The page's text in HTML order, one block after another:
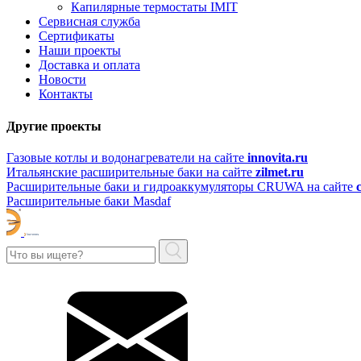
Капилярные термостаты IMIT
Сервисная служба
Сертификаты
Наши проекты
Доставка и оплата
Новости
Контакты
Другие проекты
Газовые котлы и водонагреватели на сайте innovita.ru
Итальянские расширительные баки на сайте zilmet.ru
Расширительные баки и гидроаккумуляторы CRUWA на сайте
Расширительные баки Masdaf